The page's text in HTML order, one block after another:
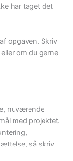
har taget det
opgaven. Skriv
om du gerne
nuværende
med projektet.
så skriv